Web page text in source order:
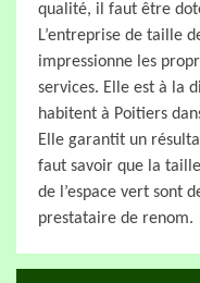
qualité, il faut être
L’entreprise de taille
impressionne les
services. Elle est à la
habitent à Poitiers
Elle garantit un
faut savoir que la
de l’espace vert sont
prestataire de renom.